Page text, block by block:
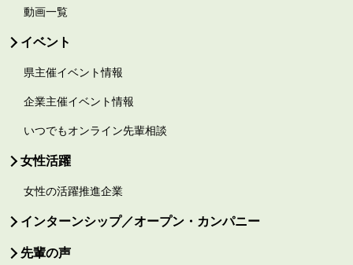
動画一覧
イベント
県主催イベント情報
企業主催イベント情報
いつでもオンライン先輩相談
女性活躍
女性の活躍推進企業
インターンシップ／オープン・カンパニー
先輩の声